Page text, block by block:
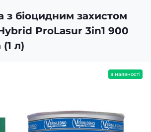
з біоцидним захистом
ProLasur 3in1 900
(1 л)
в наявності